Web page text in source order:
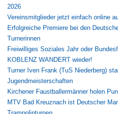
2026
Vereinsmitglieder jetzt einfach online
Erfolgreiche Premiere bei den
Turnerinnen
Freiwilliges Soziales Jahr oder
KOBLENZ WANDERT wieder!
Turner Iven Frank (TuS Niederberg)
Jugendmeisterschaften
Kirchener Faustballermänner holen
MTV Bad Kreuznach ist Deutscher